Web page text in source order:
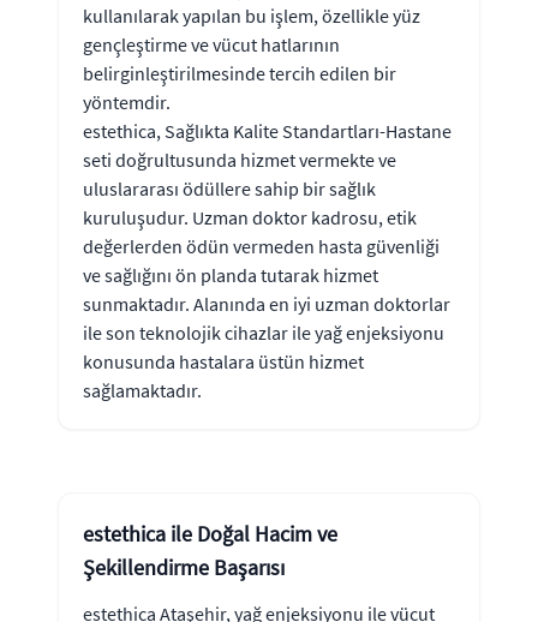
kullanılarak yapılan bu işlem, özellikle yüz
gençleştirme ve vücut hatlarının
belirginleştirilmesinde tercih edilen bir
yöntemdir.
estethica, Sağlıkta Kalite Standartları-Hastane
seti doğrultusunda hizmet vermekte ve
uluslararası ödüllere sahip bir sağlık
kuruluşudur. Uzman doktor kadrosu, etik
değerlerden ödün vermeden hasta güvenliği
ve sağlığını ön planda tutarak hizmet
sunmaktadır. Alanında en iyi uzman doktorlar
ile son teknolojik cihazlar ile yağ enjeksiyonu
konusunda hastalara üstün hizmet
sağlamaktadır.
estethica ile Doğal Hacim ve
Şekillendirme Başarısı
estethica Ataşehir, yağ enjeksiyonu ile vücut